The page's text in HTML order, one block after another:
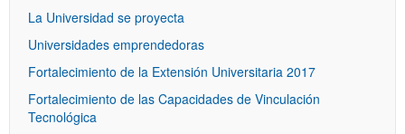
La Universidad se proyecta
Universidades emprendedoras
Fortalecimiento de la Extensión Universitaria 2017
Fortalecimiento de las Capacidades de Vinculación
Tecnológica